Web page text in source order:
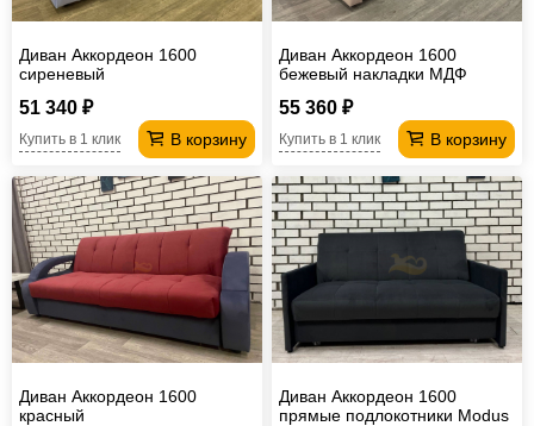
Диван Аккордеон 1600
сиреневый
51 340 ₽
В корзину
Купить в 1 клик
Диван Аккордеон 1600
бежевый накладки МДФ
55 360 ₽
В корзину
Купить в 1 клик
Диван Аккордеон 1600
красный
Диван Аккордеон 1600
прямые подлокотники Modus